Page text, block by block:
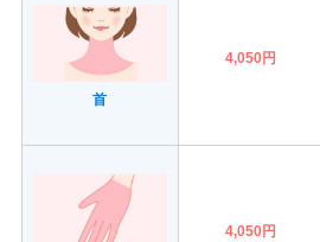
首
4,050円
4,050円